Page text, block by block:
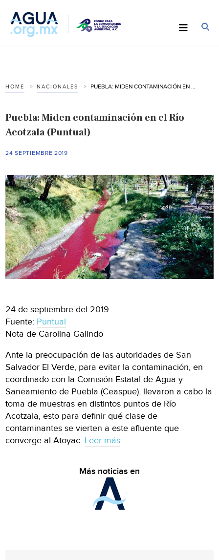
HOME NACIONALES
Puebla: Miden contaminación en el Río
Acotzala (Puntual)
24 SEPTIEMBRE 2019
24 de septiembre del 2019
Fuente: Puntual
Nota de Carolina Galindo
Ante la preocupación de las autoridades de San
Salvador El Verde, para evitar la contaminación, en
coordinado con la Comisión Estatal de Agua y
Saneamiento de Puebla (Ceaspue), llevaron a cabo la
toma de muestras en distintos puntos de Río
Acotzala, esto para definir qué clase de
contaminantes se vierten a este afluente que
converge al Atoyac. Leer más
Más noticias en